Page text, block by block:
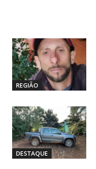
REGIÃO
DESTAQUE